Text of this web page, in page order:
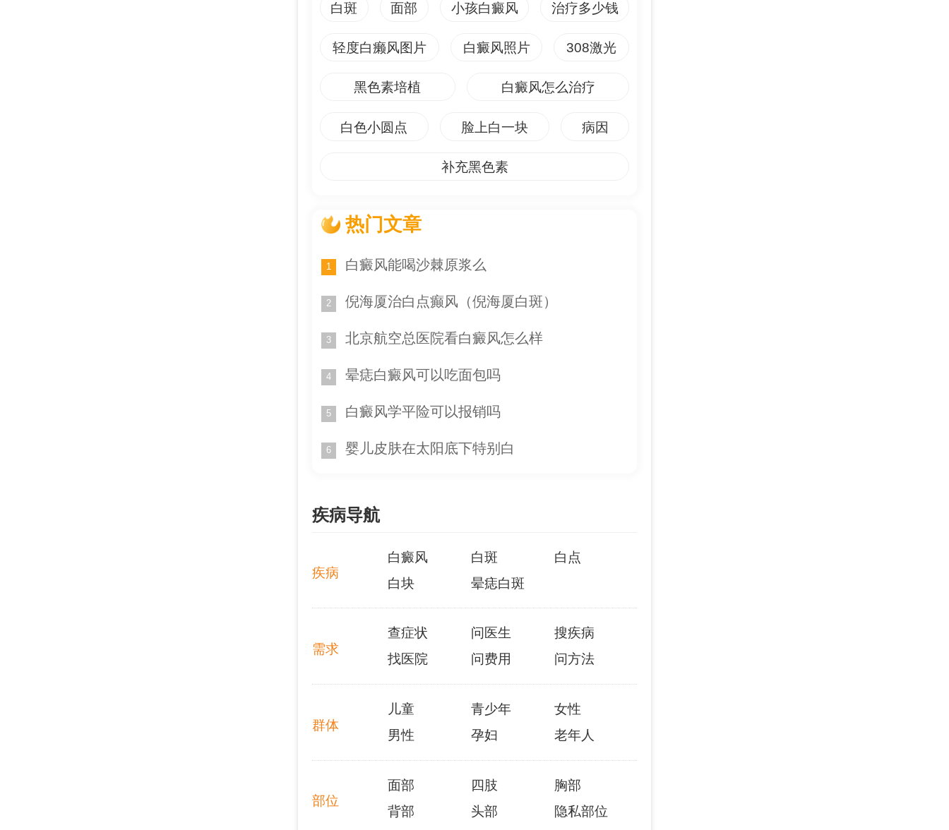
引起的。这些病症可能来自遗传、环境因素、免疫系统异常等。
1. 生理原因：
在儿童发育期，身体各个系统还在成长和发展，皮肤也不例
痘、色素沉着等。这些变化通常是正常的生理过程，会随着时间
（vitiligo）是一种后天色素性皮肤病，其特点是皮肤部分区域出
孩的家族中有白斑病的病史，她也有可能患上这种疾病。
3. 免疫系统异常：
感某些皮肤病。例如，红斑狼疮（lupus erythematosus）是一种
慢性炎症性疾病，主要影响皮肤、关节和内脏器官。这种疾病常
常在青春期出现，女性发病率高于男性，并且与免疫系统异常有
关。
4. 环境因素：
敏反应。某些细菌、真菌或病毒感染也会导致皮肤病的发生。
因素、免疫系统异常以及环境因素引起的皮肤病。建议女孩及其
家人密切观察症状的变化，及时就医，并采取一些预防措施，如
衡、良好的心理状态、积极的生活态度也有助于保持皮肤的健
康。
白斑 面部 小孩白癜风 治疗多少钱
轻度白癞风图片 白癜风照片 308激光
黑色素培植 白癜风怎么治疗
白色小圆点 脸上白一块 病因
补充黑色素
热门文章
1 白癜风能喝沙棘原浆么
2 倪海厦治白点癫风（倪海厦白斑）
3 北京航空总医院看白癜风怎么样
4 晕痣白癜风可以吃面包吗
5 白癜风学平险可以报销吗
6 婴儿皮肤在太阳底下特别白
疾病导航
疾病
白癜风 白斑
白点
白块
晕痣白斑
需求
查症状 问医生
搜疾病
找医院
问费用 问方法
群体
儿童 青少年
女性
男性
孕妇 老年人
部位
面部 四肢
胸部
背部
头部 隐私部位